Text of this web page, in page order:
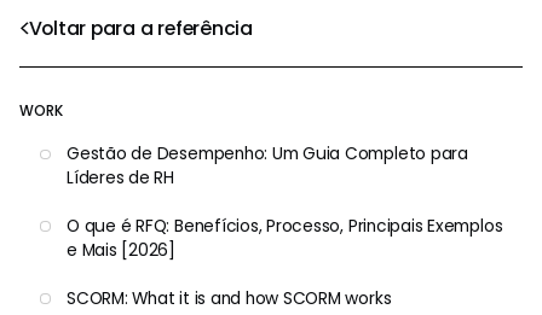
Voltar para a referência
WORK
Gestão de Desempenho: Um Guia Completo para
Líderes de RH
O que é RFQ: Benefícios, Processo, Principais Exemplos
e Mais [2026]
SCORM: What it is and how SCORM works